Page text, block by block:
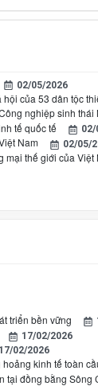
02/05/2026
của 53 dân tộc
nghiệp sinh thái
tế quốc tế 02/
Nam 02/05/
mại thế giới của Việt
triển bền vững
17/02/2026
17/02/2026
kinh tế toàn
tại đồng bằng Sông